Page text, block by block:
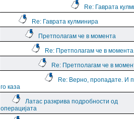
Re: Гаврата
Re: Гаврата кулминира
Претполагам че в момента
Re: Претполагам че в момента
Re: Претполагам че в
Re: Верно, пропадате. И
го каза
Латас разкрива подробности од
операцијата